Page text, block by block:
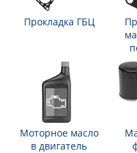
Прокладка ГБЦ
Моторное масло
в двигатель